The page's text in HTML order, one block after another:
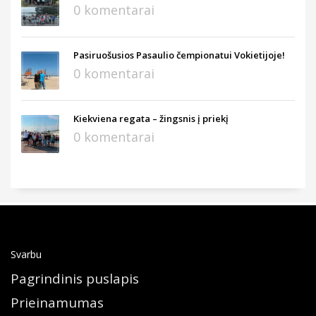
0 komentarai
Pasiruošusios Pasaulio čempionatui Vokietijoje!
0 komentarai
Kiekviena regata – žingsnis į priekį
0 komentarai
Svarbu
Pagrindinis puslapis
Prieinamumas